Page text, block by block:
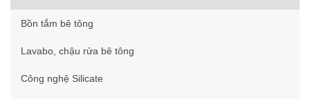
Bồn tắm bê tông
Lavabo, chậu rửa bê tông
Công nghệ Silicate